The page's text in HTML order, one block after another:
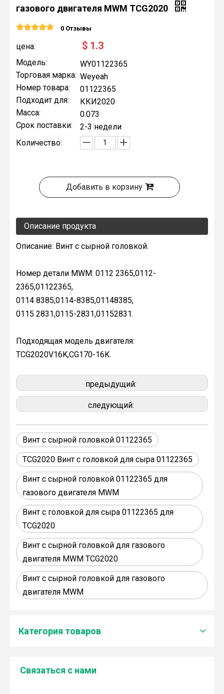
газового двигателя MWM TCG2020
0 Отзывы
цена: $ 1.3
Модель:
WY01122365
Торговая марка: Weyeah
Номер товара:
01122365
Подходит для:
ККИ2020
Масса:
0.073
Срок поставки:
2-3 недели
Количество:
Добавить в корзину
Описание продукта
Описание: Винт с сырной головкой.
Номер детали MWM: 0112 2365,0112-
2365,01122365,
0114 8385,0114-8385,01148385,
0115 2831,0115-2831,01152831.
Подходящая модель двигателя:
TCG2020V16K,CG170-16K.
предыдущий:
следующий:
Винт с сырной головкой 01122365
TCG2020 Винт с головкой для сыра 01122365
Винт с сырной головкой 01122365 для
газового двигателя MWM
Винт с головкой для сыра 01122365 для
TCG2020
Винт с сырной головкой для газового
двигателя MWM TCG2020
Винт с сырной головкой для газового
двигателя MWM
Категория товаров
Связаться с нами